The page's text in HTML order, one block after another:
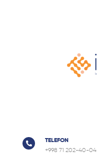
TELEFON
+998 71 202-40-04